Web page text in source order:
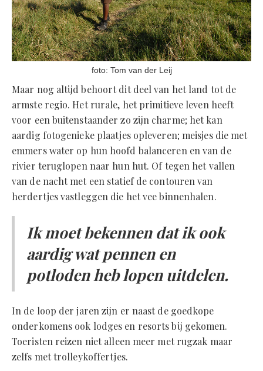
foto: Tom van der Leij
Maar nog altijd behoort dit deel van het land tot de
armste regio. Het rurale, het primitieve leven heeft
voor een buitenstaander zo zijn charme; het kan
aardig fotogenieke plaatjes opleveren; meisjes die met
emmers water op hun hoofd balanceren en van de
rivier teruglopen naar hun hut. Of tegen het vallen
van de nacht met een statief de contouren van
herdertjes vastleggen die het vee binnenhalen.
Ik moet bekennen dat ik ook
aardig wat pennen en
potloden heb lopen uitdelen.
In de loop der jaren zijn er naast de goedkope
onderkomens ook lodges en resorts bij gekomen.
Toeristen reizen niet alleen meer met rugzak maar
zelfs met trolleykoffertjes.